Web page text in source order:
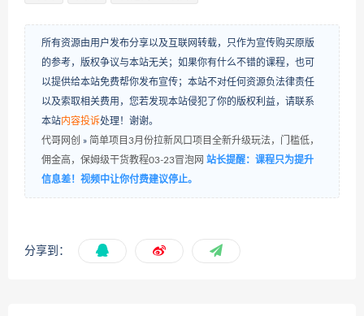
所有资源由用户发布分享以及互联网转载，只作为宣传购买原版
的参考，版权争议与本站无关；如果你有什么不错的课程，也可
以提供给本站免费帮你发布宣传；本站不对任何资源负法律责任
以及索取相关费用，您若发现本站侵犯了你的版权利益，请联系
本站内容投诉处理！谢谢。
代哥网创 » 简单项目3月份拉新风口项目全新升级玩法，门槛低，
佣金高，保姆级干货教程03-23冒泡网 站长提醒：课程只为提升
信息差！视频中让你付费建议停止。
分享到：